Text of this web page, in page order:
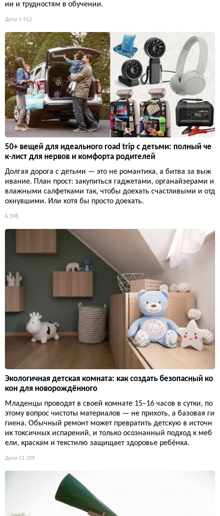
ии и трудностям в обучении.
Дети 5 912
50+ вещей для идеального road trip с детьми: полный че
к-лист для нервов и комфорта родителей
Долгая дорога с детьми — это не романтика, а битва за выж
ивание. План прост: закупиться гаджетами, органайзерами и
влажными салфетками так, чтобы доехать счастливыми и отд
охнувшими. Или хотя бы просто доехать.
6 398
Экологичная детская комната: как создать безопасный ко
кон для новорождённого
Младенцы проводят в своей комнате 15–16 часов в сутки, по
этому вопрос чистоты материалов — не прихоть, а базовая ги
гиена. Обычный ремонт может превратить детскую в источн
ик токсичных испарений, и только осознанный подход к меб
ели, краскам и текстилю защищает здоровье ребёнка.
Дети 11 209